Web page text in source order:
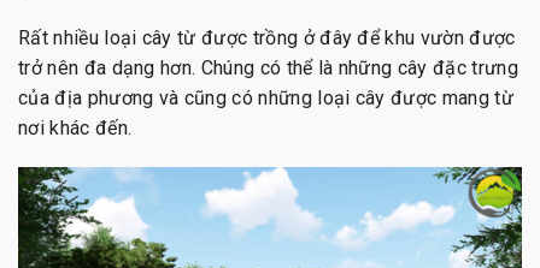
Rất nhiều loại cây từ được trồng ở đây để khu vườn được
trở nên đa dạng hơn. Chúng có thể là những cây đặc trưng
của địa phương và cũng có những loại cây được mang từ
nơi khác đến.